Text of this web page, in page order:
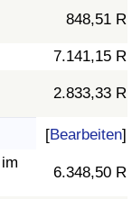
848,51 R
7.141,15 R
2.833,33 R
[Bearbeiten]
6.348,50 R